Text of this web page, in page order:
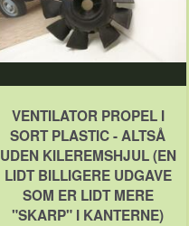
VENTILATOR PROPEL I
SORT PLASTIC - ALTSÅ
UDEN KILEREMSHJUL (EN
LIDT BILLIGERE UDGAVE
SOM ER LIDT MERE
"SKARP" I KANTERNE)